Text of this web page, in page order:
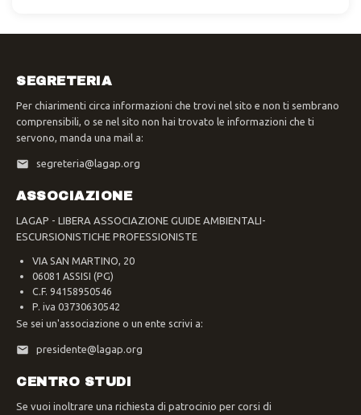
SEGRETERIA
Per chiarimenti circa informazioni che trovi nel sito e non ti sembrano
comprensibili, o se nel sito non hai trovato le informazioni che ti
servono, manda una mail a:
segreteria@lagap.org
ASSOCIAZIONE
LAGAP - LIBERA ASSOCIAZIONE GUIDE AMBIENTALI-
ESCURSIONISTICHE PROFESSIONISTE
VIA SAN MARTINO, 20
06081 ASSISI (PG)
C.F. 94158950546
P. iva 03730630542
Se sei un'associazione o un ente scrivi a:
presidente@lagap.org
CENTRO STUDI
Se vuoi inoltrare una richiesta di patrocinio per corsi di